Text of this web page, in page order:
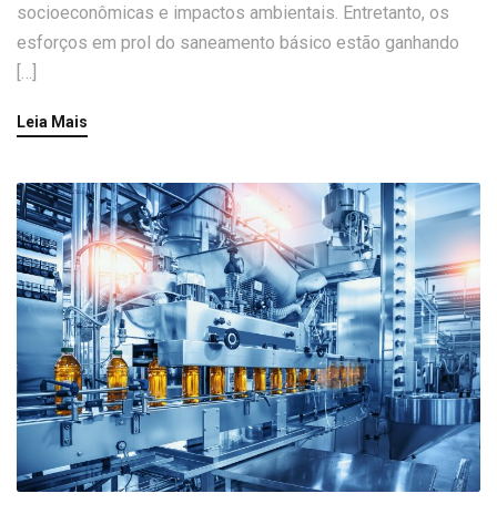
socioeconômicas e impactos ambientais. Entretanto, os
esforços em prol do saneamento básico estão ganhando
[…]
Leia Mais